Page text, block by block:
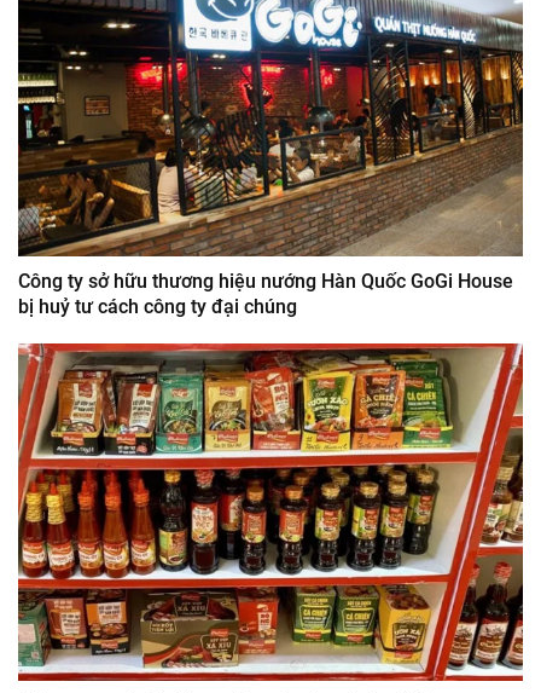
Công ty sở hữu thương hiệu nướng Hàn Quốc GoGi House
bị huỷ tư cách công ty đại chúng